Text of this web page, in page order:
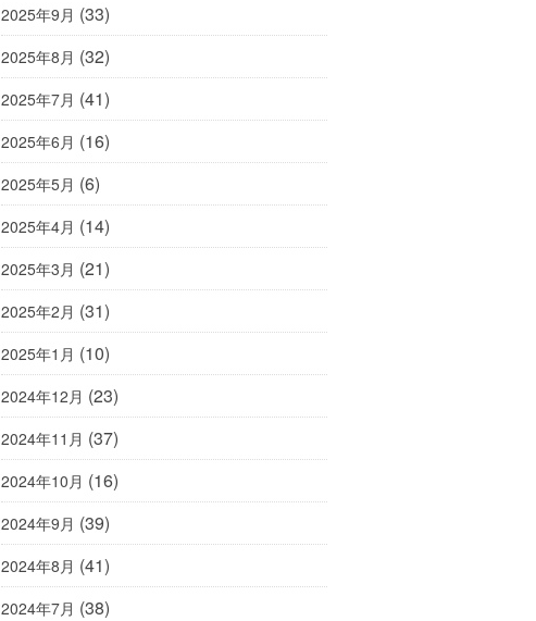
2025年9月 (33)
2025年8月 (32)
2025年7月 (41)
2025年6月 (16)
2025年5月 (6)
2025年4月 (14)
2025年3月 (21)
2025年2月 (31)
2025年1月 (10)
2024年12月 (23)
2024年11月 (37)
2024年10月 (16)
2024年9月 (39)
2024年8月 (41)
2024年7月 (38)